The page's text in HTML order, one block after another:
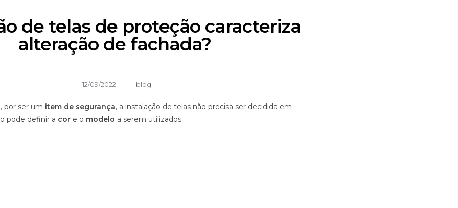
de telas de proteção caracteriza
alteração de fachada?
12/09/2022 blog
por ser um item de segurança, a instalação de telas não precisa ser decidida em
pode definir a cor e o modelo a serem utilizados.